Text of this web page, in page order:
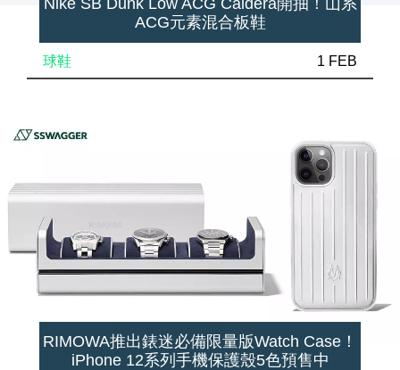
ACG元素混合板鞋
球鞋 1 FEB
RIMOWA推出錶迷必備限量版Watch Case！
iPhone 12系列手機保護殼5色預售中